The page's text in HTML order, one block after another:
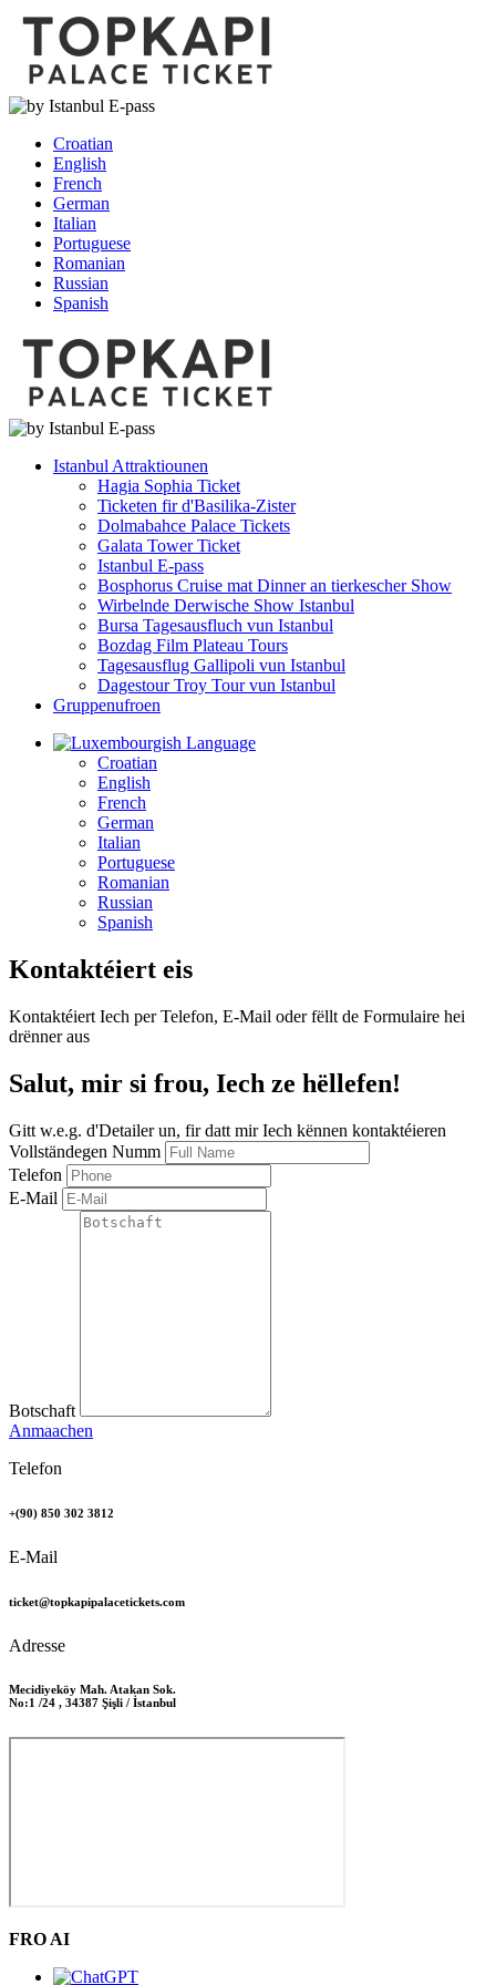
Croatian
English
French
German
Italian
Portuguese
Romanian
Russian
Spanish
Istanbul Attraktiounen
Hagia Sophia Ticket
Ticketen fir d'Basilika-Zister
Dolmabahce Palace Tickets
Galata Tower Ticket
Istanbul E-pass
Bosphorus Cruise mat Dinner an tierkescher Show
Wirbelnde Derwische Show Istanbul
Bursa Tagesausfluch vun Istanbul
Bozdag Film Plateau Tours
Tagesausflug Gallipoli vun Istanbul
Dagestour Troy Tour vun Istanbul
Gruppenufroen
Language
Croatian
English
French
German
Italian
Portuguese
Romanian
Russian
Spanish
Kontaktéiert eis
Kontaktéiert Iech per Telefon, E-Mail oder fëllt de Formulaire hei
drënner aus
Salut, mir si frou, Iech ze hëllefen!
Gitt w.e.g. d'Detailer un, fir datt mir Iech kënnen kontaktéieren
Vollständegen Numm
Telefon
E-Mail
Botschaft
Anmaachen
Telefon
+(90) 850 302 3812
E-Mail
ticket@topkapipalacetickets.com
Adresse
Mecidiyeköy Mah. Atakan Sok.
No:1 /24 , 34387 Şişli / İstanbul
FRO AI